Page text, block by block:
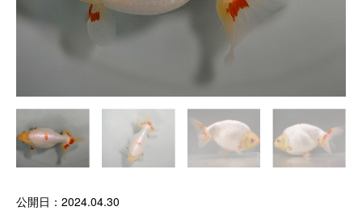
公開日：2024.04.30